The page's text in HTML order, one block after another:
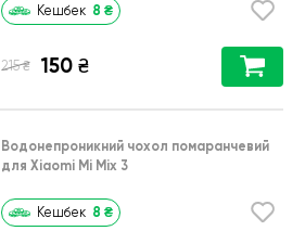
Кешбек 8 ₴
215 ₴ 150 ₴
Водонепроникний чохол помаранчевий
для Xiaomi Mi Mix 3
Кешбек 8 ₴